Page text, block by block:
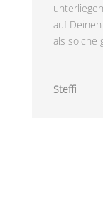
auf
als solche
Steffi